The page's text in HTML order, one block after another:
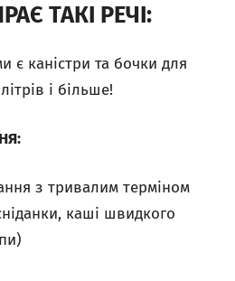
ТАКІ РЕЧІ:
є каністри та бочки для
і більше!
з тривалим терміном
каші швидкого